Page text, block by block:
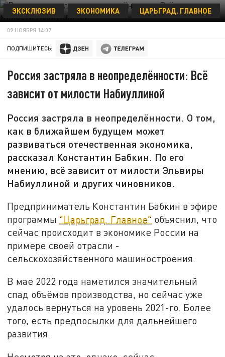
MAKSIM KONSTANTINOV/GLOBALLOOKPRESS
ЭКСКЛЮЗИВ ЭКОНОМИКА ЦАРЬГРАД. ГЛАВНОЕ
09 НОЯБРЯ 14:07
ПОДПИШИТЕСЬ:
Россия застряла в неопределённости: Всё
зависит от милости Набиуллиной
Россия застряла в неопределённости. О том,
как в ближайшем будущем может
развиваться отечественная экономика,
рассказал Константин Бабкин. По его
мнению, всё зависит от милости Эльвиры
Набиуллиной и других чиновников.
Предприниматель Константин Бабкин в эфире
программы "Царьград. Главное" объяснил, что
сейчас происходит в экономике России на
примере своей отрасли -
сельскохозяйственного машиностроения.
В мае 2022 года наметился значительный
спад объёмов производства, но сейчас уже
удалось вернуться на уровень 2021-го. Более
того, есть предпосылки для дальнейшего
развития.